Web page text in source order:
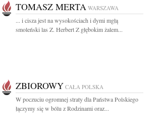
TOMASZ MERTA WARSZAWA
... i cisza jest na wysokościach i dymi mgłą
smoleński las Z. Herbert Z głębokim żalem...
ZBIOROWY CAŁA POLSKA
W poczuciu ogromnej straty dla Państwa Polskiego
łączymy się w bólu z Rodzinami oraz...